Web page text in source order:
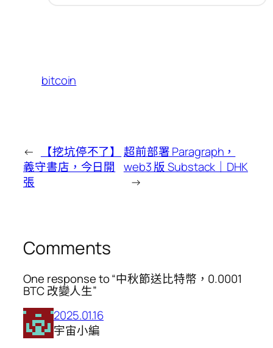
bitcoin
←
【挖坑停不了】
義守書店，今日開
張
超前部署 Paragraph，
web3 版 Substack｜DHK
→
Comments
One response to “中秋節送比特幣，0.0001
BTC 改變人生”
2025.01.16
宇宙小編